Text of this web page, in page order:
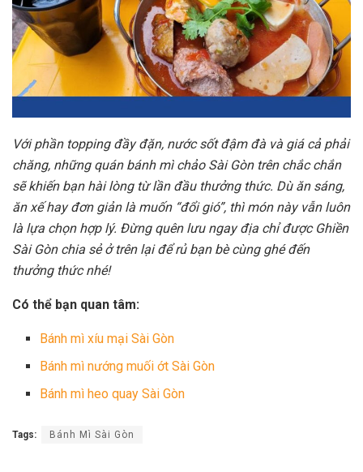
Với phần topping đầy đặn, nước sốt đậm đà và giá cả phải
chăng, những quán bánh mì chảo Sài Gòn trên chắc chắn
sẽ khiến bạn hài lòng từ lần đầu thưởng thức. Dù ăn sáng,
ăn xế hay đơn giản là muốn “đổi gió”, thì món này vẫn luôn
là lựa chọn hợp lý. Đừng quên lưu ngay địa chỉ được Ghiền
Sài Gòn chia sẻ ở trên lại để rủ bạn bè cùng ghé đến
thưởng thức nhé!
Có thể bạn quan tâm:
Bánh mì xíu mại Sài Gòn
Bánh mì nướng muối ớt Sài Gòn
Bánh mì heo quay Sài Gòn
Tags: Bánh Mì Sài Gòn